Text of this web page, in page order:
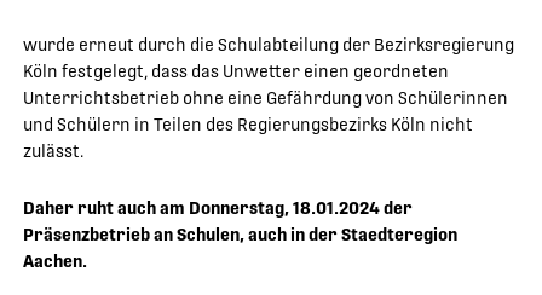
wurde erneut durch die Schulabteilung der Bezirksregierung
Köln festgelegt, dass das Unwetter einen geordneten
Unterrichtsbetrieb ohne eine Gefährdung von Schülerinnen
und Schülern in Teilen des Regierungsbezirks Köln nicht
zulässt.
Daher ruht auch am Donnerstag, 18.01.2024 der
Präsenzbetrieb an Schulen, auch in der Staedteregion
Aachen.